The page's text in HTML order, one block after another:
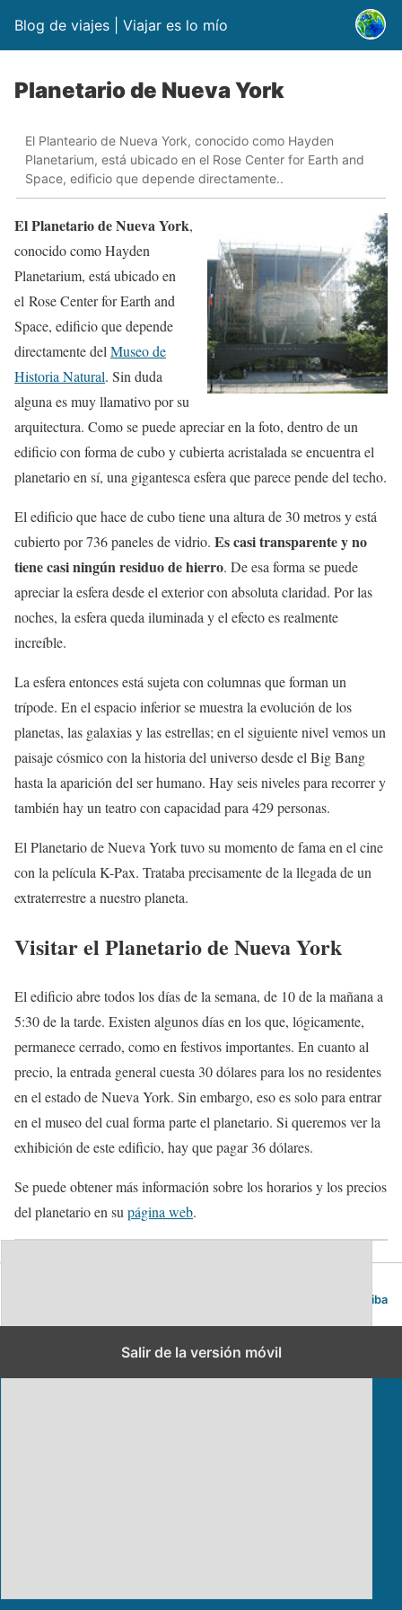
Blog de viajes | Viajar es lo mío
Planetario de Nueva York
El Planteario de Nueva York, conocido como Hayden
Planetarium, está ubicado en el Rose Center for Earth and
Space, edificio que depende directamente..
El Planetario de Nueva York,
conocido como Hayden
Planetarium, está ubicado en
el Rose Center for Earth and
Space, edificio que depende
directamente del Museo de
Historia Natural. Sin duda
alguna es muy llamativo por su
arquitectura. Como se puede apreciar en la foto, dentro de un
edificio con forma de cubo y cubierta acristalada se encuentra el
planetario en sí, una gigantesca esfera que parece pende del techo.
El edificio que hace de cubo tiene una altura de 30 metros y está
cubierto por 736 paneles de vidrio. Es casi transparente y no
tiene casi ningún residuo de hierro. De esa forma se puede
apreciar la esfera desde el exterior con absoluta claridad. Por las
noches, la esfera queda iluminada y el efecto es realmente
increíble.
La esfera entonces está sujeta con columnas que forman un
trípode. En el espacio inferior se muestra la evolución de los
planetas, las galaxias y las estrellas; en el siguiente nivel vemos un
paisaje cósmico con la historia del universo desde el Big Bang
hasta la aparición del ser humano. Hay seis niveles para recorrer y
también hay un teatro con capacidad para 429 personas.
El Planetario de Nueva York tuvo su momento de fama en el cine
con la película K-Pax. Trataba precisamente de la llegada de un
extraterrestre a nuestro planeta.
Visitar el Planetario de Nueva York
El edificio abre todos los días de la semana, de 10 de la mañana a
5:30 de la tarde. Existen algunos días en los que, lógicamente,
permanece cerrado, como en festivos importantes. En cuanto al
precio, la entrada general cuesta 30 dólares para los no residentes
en el estado de Nueva York. Sin embargo, eso es solo para entrar
en el museo del cual forma parte el planetario. Si queremos ver la
exhibición de este edificio, hay que pagar 36 dólares.
Se puede obtener más información sobre los horarios y los precios
del planetario en su página web.
Volver arriba
Salir de la versión móvil